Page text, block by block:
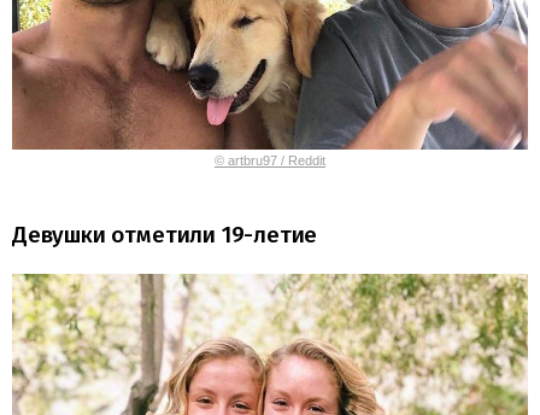
© artbru97 / Reddit
Девушки отметили 19-летие